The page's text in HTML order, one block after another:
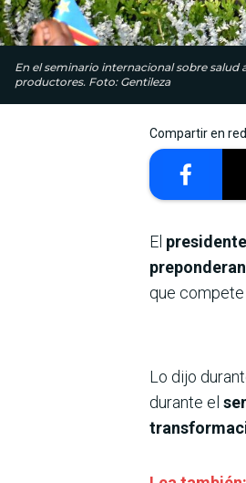
En el seminario internacional sobre
productores. Foto: Gentileza
Compartir en
El
que compete
Lo dijo
durante el